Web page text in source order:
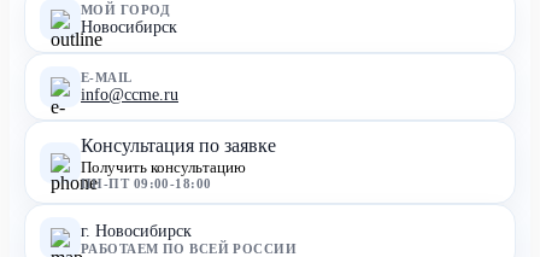
МОЙ ГОРОД
Новосибирск
E-MAIL
info@ccme.ru
Консультация по заявке
Получить консультацию
ПН-ПТ 09:00-18:00
г. Новосибирск
РАБОТАЕМ ПО ВСЕЙ РОССИИ